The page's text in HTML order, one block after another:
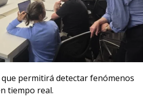
permitirá detectar fenómenos
tiempo real.